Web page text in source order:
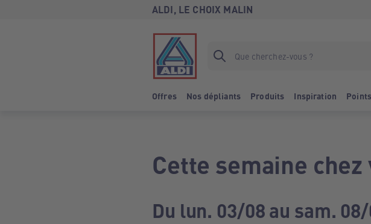
ALDI, LE CHOIX MALIN
Offres Nos dépliants Produits Inspiration
Cette semaine
Du lun. 03/08 au sam.